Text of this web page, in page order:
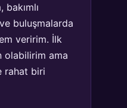
bakımlı
buluşmalarda
veririm. İlk
olabilirim ama
rahat biri